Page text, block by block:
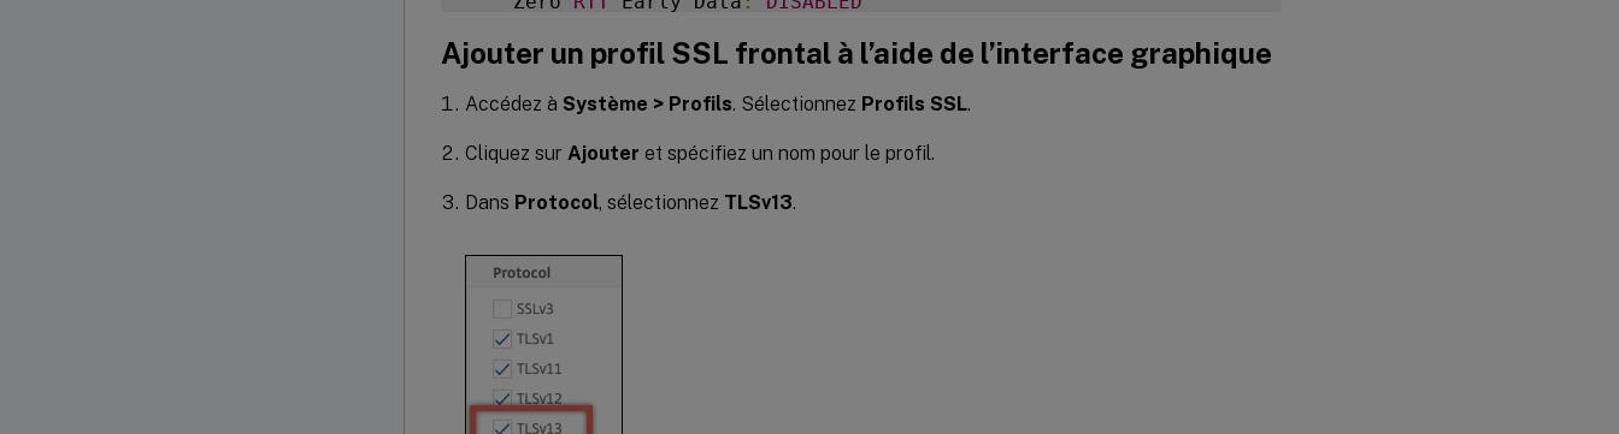
    Tickets Per Authentication Context
:
1
PUSH encryption trigger timeout:
SNI : DISABLED
    Strict Host Header check
SSL quantum size
    Encryption trigger packet count
    Subject
SSL Interception
Ajouter un profil SSL frontal à l’aide de l’interface graphique
Accédez à Système > Profils. Sélectionnez Profils SSL.
Cliquez sur Ajouter et spécifiez un nom pour le profil.
Dans Protocol, sélectionnez TLSv13.